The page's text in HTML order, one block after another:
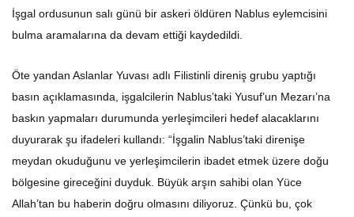
İşgal ordusunun salı günü bir askeri öldüren Nablus eylemcisini
bulma aramalarına da devam ettiği kaydedildi.
Öte yandan Aslanlar Yuvası adlı Filistinli direniş grubu yaptığı
basın açıklamasında, işgalcilerin Nablus’taki Yusuf’un Mezarı’na
baskın yapmaları durumunda yerleşimcileri hedef alacaklarını
duyurarak şu ifadeleri kullandı: “İşgalin Nablus’taki direnişe
meydan okuduğunu ve yerleşimcilerin ibadet etmek üzere doğu
bölgesine gireceğini duyduk. Büyük arşın sahibi olan Yüce
Allah’tan bu haberin doğru olmasını diliyoruz. Çünkü bu, çok